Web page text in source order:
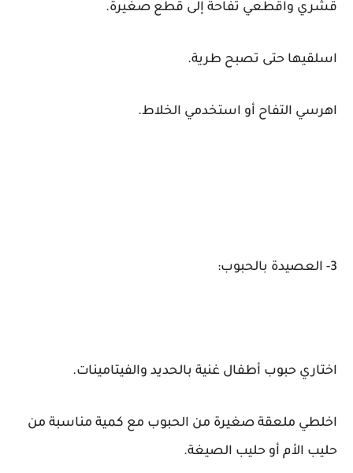
قشري واقطعي تفاحة إلى قطع صغيرة.
اسلقيها حتى تصبح طرية.
اهرسي التفاح أو استخدمي الخلاط.
3- العصيدة بالحبوب:
اختاري حبوب أطفال غنية بالحديد والفيتامينات.
اخلطي ملعقة صغيرة من الحبوب مع كمية مناسبة من
حليب الأم أو حليب الصيغة.